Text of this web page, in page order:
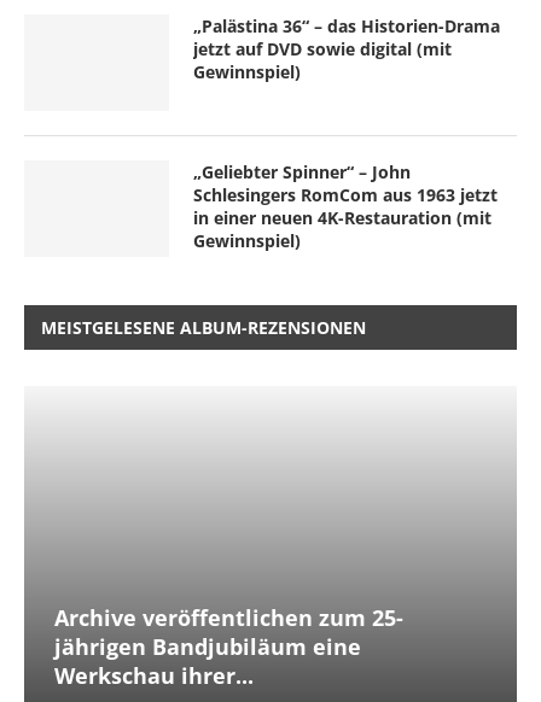
„Palästina 36“ – das Historien-Drama
jetzt auf DVD sowie digital (mit
Gewinnspiel)
„Geliebter Spinner“ – John
Schlesingers RomCom aus 1963 jetzt
in einer neuen 4K-Restauration (mit
Gewinnspiel)
MEISTGELESENE ALBUM-REZENSIONEN
Archive veröffentlichen zum 25-
jährigen Bandjubiläum eine
Werkschau ihrer...